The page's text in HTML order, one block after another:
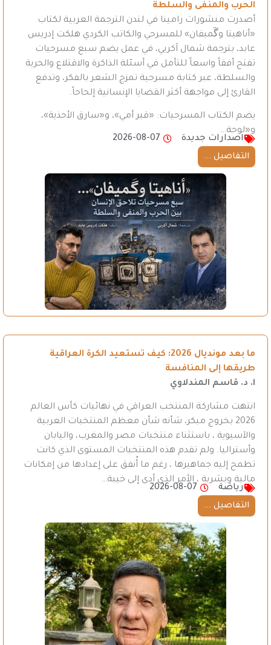
الحرب والمنفى والسلطة
أصدرت منشورات رامينا في لندن الترجمة العربية لكتاب
«أناهيتا وگَميفان» للمسرحي والكاتب الكردي هلكت إدريس
عابد، بترجمة شمال آكريي، في عمل يضم سبع مسرحيات
تفتح أفقاً واسعاً للتأمل في أسئلة الذاكرة والاقتلاع والحرية
والسلطة، عبر كتابة مسرحية تمزج الشعر بالفكر، وتدفع
القارئ إلى مواجهة أكثر القضايا الإنسانية إلحاحاً.
يضم الكتاب المسرحيات: «قبر أمي»، و«سارق الأحذية»،
و«لوحة…
اصدارات جديدة
2026-08-07
التفاصيل ...
ما بعد مونديال 2026: كيف تستعيد الكرة العراقية
طريقها إلى المنافسة
ا. د. قاسم المندلاوي
انتهت مشاركة المنتخب العراقي في نهائيات كأس العالم
2026 بخروج مبكر، شأنه شأن معظم المنتخبات العربية
والآسيوية ، باستثناء منتخبات مصر والمغرب، واليابان
وأستراليا. ولم تقدم هذه المنتخبات المستوى الذي كانت
تطمح إليه جماهيرها ، رغم ما أُنفق على إعدادها من إمكانات
مالية وبشرية ، الأمر الذي أدى إلى خيبة…
رياضة
2026-08-07
التفاصيل ...